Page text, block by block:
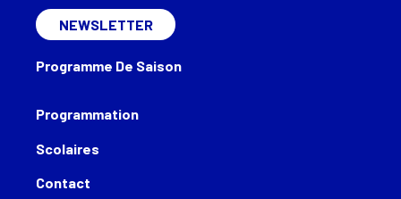
Programmation
Scolaires
Contact
NEWSLETTER
Programme De Saison